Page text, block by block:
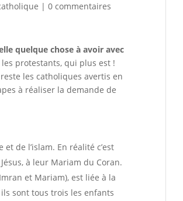
|0 commentaires
quelque chose à avoir avec
protestants, qui plus est !
les catholiques avertis en
à réaliser la demande de
de l’islam. En réalité c’est
à leur Mariam du Coran.
et Mariam), est liée à la
sont tous trois les enfants